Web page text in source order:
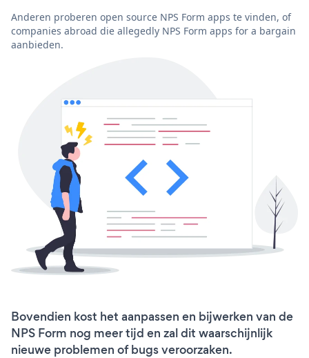
Anderen proberen open source NPS Form apps te vinden, of
companies abroad die allegedly NPS Form apps for a bargain
aanbieden.
Bovendien kost het aanpassen en bijwerken van de
NPS Form nog meer tijd en zal dit waarschijnlijk
nieuwe problemen of bugs veroorzaken.